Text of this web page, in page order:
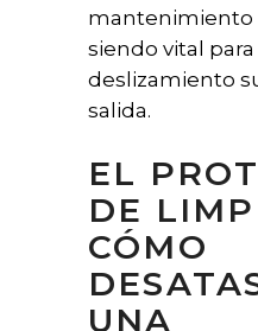
mantenimiento
siendo vital
deslizamiento
salida.
EL
DE
CÓMO
UNA